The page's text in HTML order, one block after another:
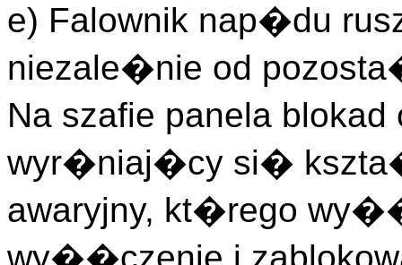
e) Falownik nap�du
niezale�nie od
Na szafie panela
wyr�niaj�cy si�
awaryjny, kt�rego